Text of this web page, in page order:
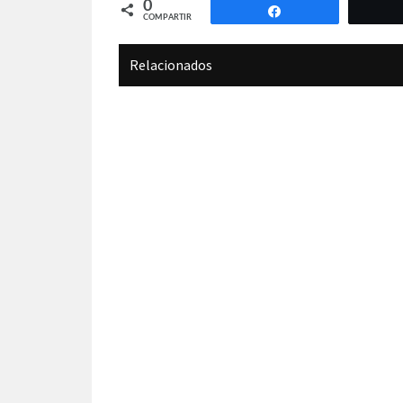
0
COMPARTIR
Relacionados